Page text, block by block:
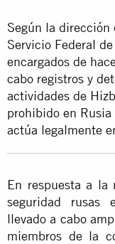
Según la dirección
Servicio Federal
encargados de
cabo registros y
actividades de
prohibido en
actúa legalmente
En respuesta a
seguridad rusas
llevado a cabo
miembros de la